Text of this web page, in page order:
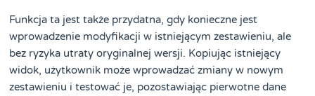
Funkcja ta jest także przydatna, gdy konieczne jest
wprowadzenie modyfikacji w istniejącym zestawieniu, ale
bez ryzyka utraty oryginalnej wersji. Kopiując istniejący
widok, użytkownik może wprowadzać zmiany w nowym
zestawieniu i testować je, pozostawiając pierwotne dane